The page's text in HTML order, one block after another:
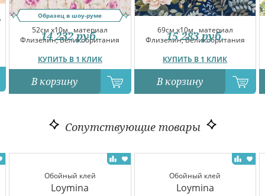
Образец в шоу-руме
52см x10м, материал
Флизелин, Великобритания
КУПИТЬ В 1 КЛИК
14 232 руб.
В корзину
69см x10м, материал
Флизелин, Великобритания
КУПИТЬ В 1 КЛИК
15 283 руб.
В корзину
Сопутствующие товары
Обойный клей
Loymina
Обойный клей
Loymina